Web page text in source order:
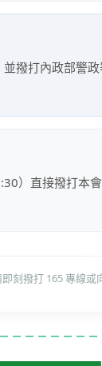
撥打內政部警
）直接撥打本
刻撥打 165 專線或